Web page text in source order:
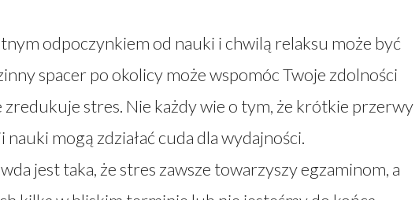
odpoczynkiem od nauki i chwilą relaksu może być
spacer po okolicy może wspomóc Twoje zdolności
stres. Nie każdy wie o tym, że krótkie przerwy
mogą zdziałać cuda dla wydajności.
jest taka, że stres zawsze towarzyszy egzaminom, a